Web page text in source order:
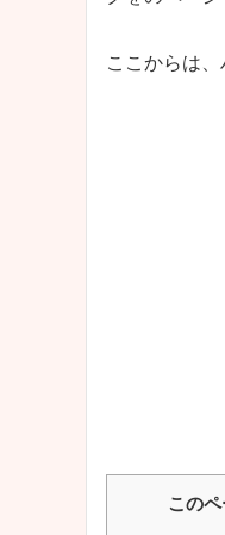
ここからは
この